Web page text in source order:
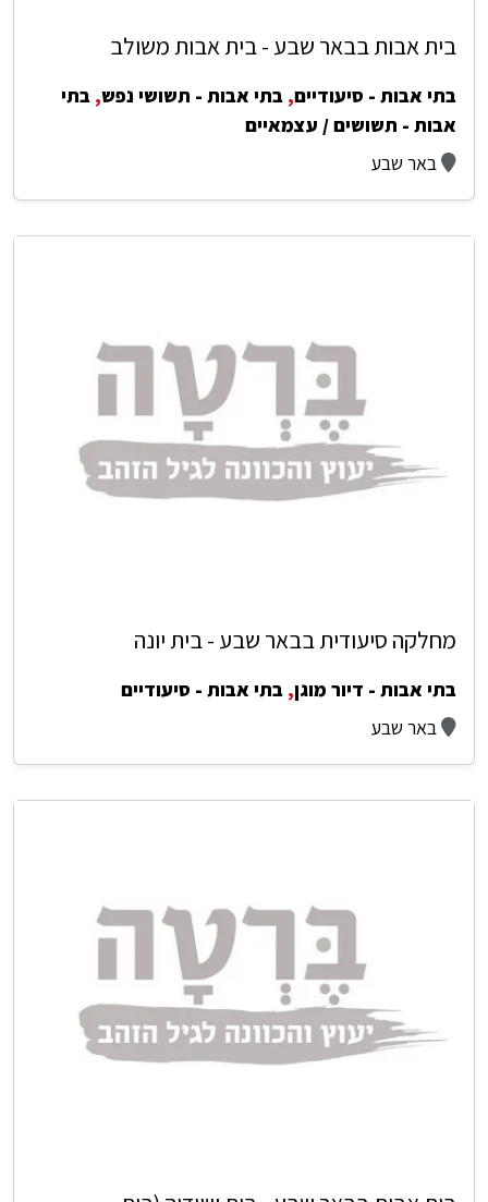
בית אבות בבאר שבע - בית אבות משולב
בתי אבות - סיעודיים, בתי אבות - תשושי נפש, בתי
אבות - תשושים / עצמאיים
באר שבע
מחלקה סיעודית בבאר שבע - בית יונה
בתי אבות - דיור מוגן, בתי אבות - סיעודיים
באר שבע